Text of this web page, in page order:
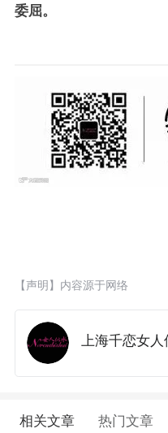
委屈。
【声明】内容源于网络
上海千恋女人
相关文章 热门文章